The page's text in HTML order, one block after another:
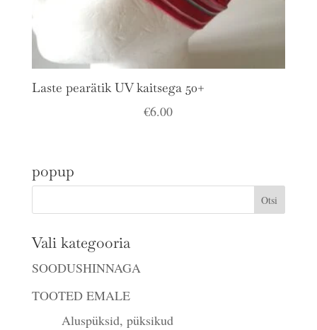
Laste pearätik UV kaitsega 50+
€6.00
popup
Vali kategooria
SOODUSHINNAGA
TOOTED EMALE
Aluspüksid, püksikud